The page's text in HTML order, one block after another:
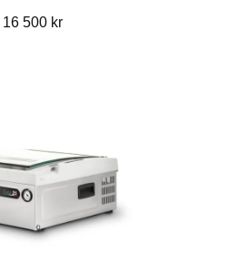
16 500 kr